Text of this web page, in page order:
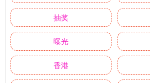
抽奖
曝光
香港